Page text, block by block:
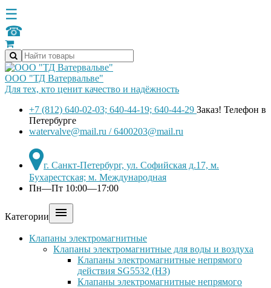
☰
☎
ООО "ТД Ватервальве"
Для тех, кто ценит качество и надёжность
+7 (812) 640-02-03; 640-44-19; 640-44-29 Заказ! Телефон в
Петербурге
watervalve@mail.ru / 6400203@mail.ru
г. Санкт-Петербург, ул. Софийская д.17, м.
Бухарестская; м. Международная
Пн—Пт 10:00—17:00
Категории 
Клапаны электромагнитные
Клапаны электромагнитные для воды и воздуха
Клапаны электромагнитные непрямого
действия SG5532 (НЗ)
Клапаны электромагнитные непрямого